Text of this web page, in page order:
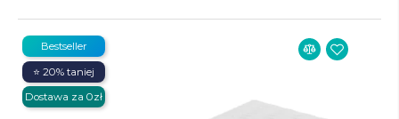
Bestseller
⭐ 20% taniej
Dostawa za 0zł